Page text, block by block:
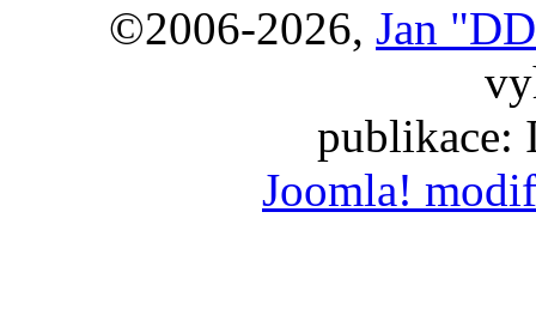
©2006-2026, Jan
publikace:
Joomla!